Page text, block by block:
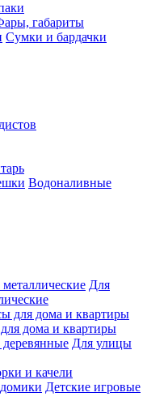
габариты
Сумки и бардачки
Водоналивные
Для
дома и квартиры
Для улицы
и качели
Детские игровые